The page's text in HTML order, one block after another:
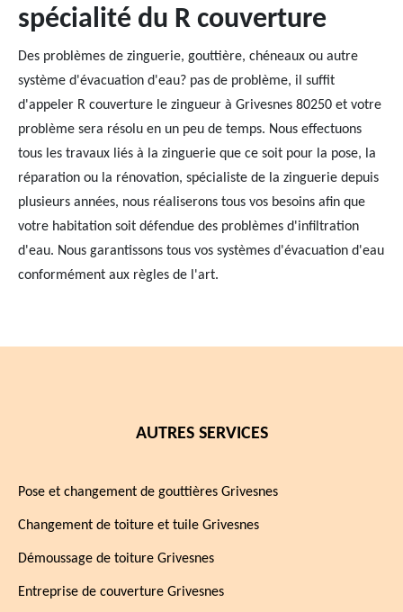
spécialité du R couverture
Des problèmes de zinguerie, gouttière, chéneaux ou autre
système d'évacuation d'eau? pas de problème, il suffit
d'appeler R couverture le zingueur à Grivesnes 80250 et votre
problème sera résolu en un peu de temps. Nous effectuons
tous les travaux liés à la zinguerie que ce soit pour la pose, la
réparation ou la rénovation, spécialiste de la zinguerie depuis
plusieurs années, nous réaliserons tous vos besoins afin que
votre habitation soit défendue des problèmes d'infiltration
d'eau. Nous garantissons tous vos systèmes d'évacuation d'eau
conformément aux règles de l'art.
AUTRES SERVICES
Pose et changement de gouttières Grivesnes
Changement de toiture et tuile Grivesnes
Démoussage de toiture Grivesnes
Entreprise de couverture Grivesnes